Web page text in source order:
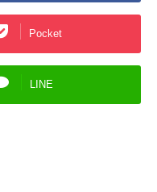
Pocket
LINE